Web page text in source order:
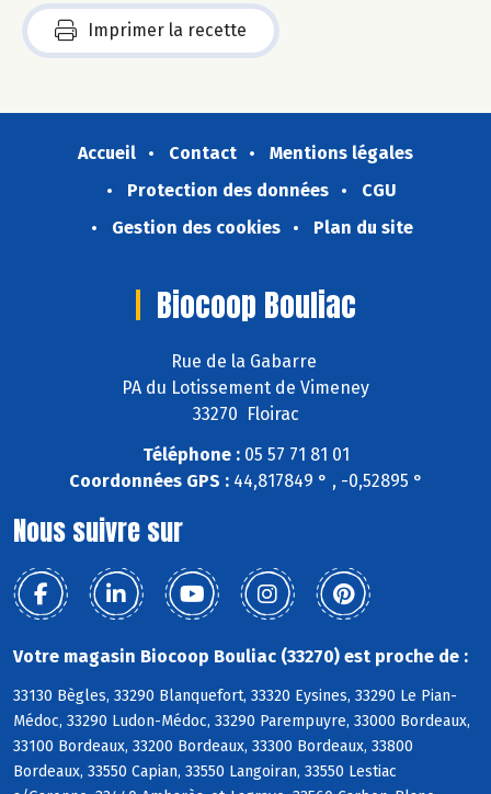
Imprimer la recette
Accueil Contact
Mentions légales
Protection des données
CGU
Gestion des cookies
Plan du site
Biocoop Bouliac
Rue de la Gabarre
PA du Lotissement de Vimeney
33270 Floirac
Téléphone :05 57 71 81 01
Coordonnées GPS :44,817849 ° , -0,52895 °
Nous suivre sur
Votre magasin Biocoop Bouliac (33270) est proche de :
33130 Bègles, 33290 Blanquefort, 33320 Eysines, 33290 Le Pian-
Médoc, 33290 Ludon-Médoc, 33290 Parempuyre, 33000 Bordeaux,
33100 Bordeaux, 33200 Bordeaux, 33300 Bordeaux, 33800
Bordeaux, 33550 Capian, 33550 Langoiran, 33550 Lestiac